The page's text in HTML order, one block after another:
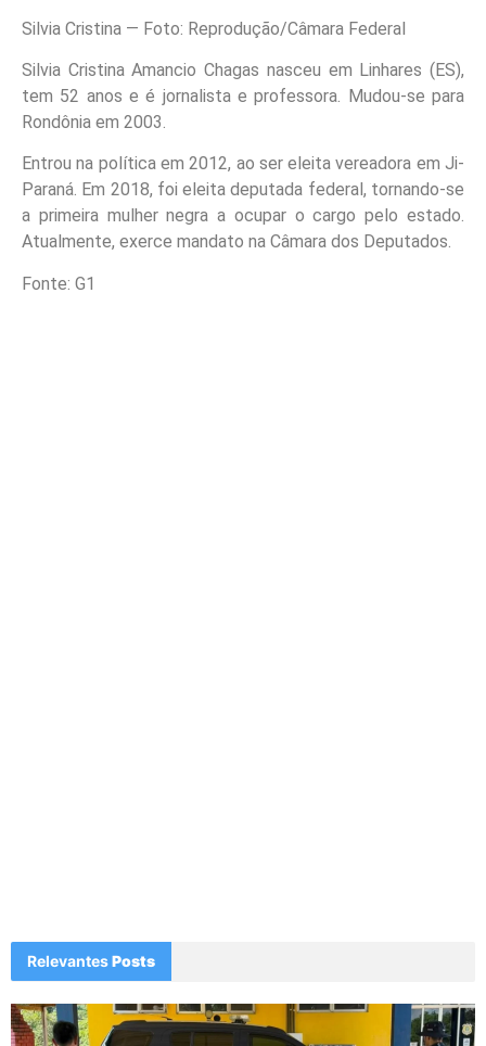
Silvia Cristina — Foto: Reprodução/Câmara Federal
Silvia Cristina Amancio Chagas nasceu em Linhares (ES),
tem 52 anos e é jornalista e professora. Mudou-se para
Rondônia em 2003.
Entrou na política em 2012, ao ser eleita vereadora em Ji-
Paraná. Em 2018, foi eleita deputada federal, tornando-se
a primeira mulher negra a ocupar o cargo pelo estado.
Atualmente, exerce mandato na Câmara dos Deputados.
Fonte: G1
RelevantesPosts